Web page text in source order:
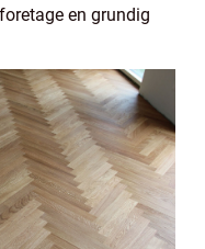
en grundig